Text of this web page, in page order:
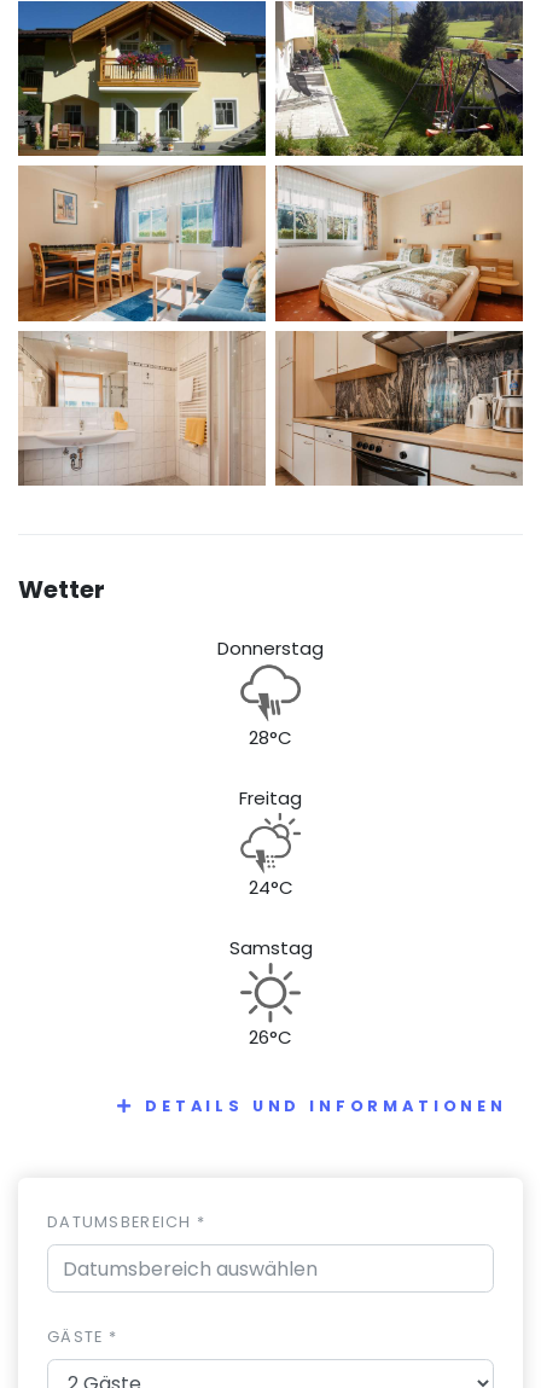
Wetter
Donnerstag
28°C
Freitag
24°C
Samstag
26°C
DETAILS UND INFORMATIONEN
DATUMSBEREICH *
GÄSTE *